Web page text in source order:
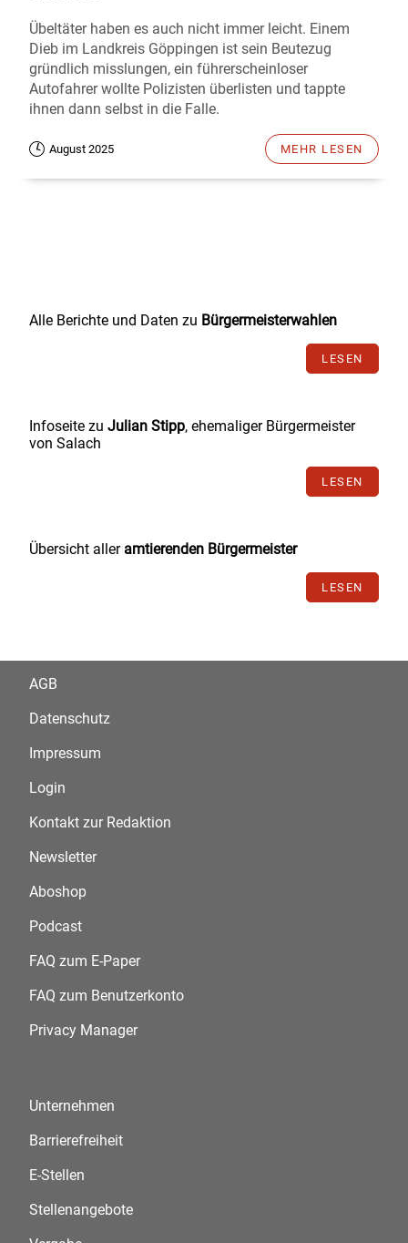
Alle Berichte und Daten zu Bürgermeisterwahlen
LESEN
Infoseite zu Julian Stipp, ehemaliger Bürgermeister
von Salach
LESEN
Übersicht aller amtierenden Bürgermeister
LESEN
Übeltäter haben es auch nicht immer leicht. Einem
Dieb im Landkreis Göppingen ist sein Beutezug
gründlich misslungen, ein führerscheinloser
Autofahrer wollte Polizisten überlisten und tappte
ihnen dann selbst in die Falle.
August 2025 MEHR LESEN
AGB
Datenschutz
Impressum
Login
Kontakt zur Redaktion
Newsletter
Aboshop
Podcast
FAQ zum E-Paper
FAQ zum Benutzerkonto
Privacy Manager
Unternehmen
Barrierefreiheit
E-Stellen
Stellenangebote